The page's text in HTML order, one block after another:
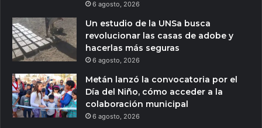
6 agosto, 2026
Un estudio de la UNSa busca
revolucionar las casas de adobe y
hacerlas más seguras
6 agosto, 2026
Metán lanzó la convocatoria por el
Día del Niño, cómo acceder a la
colaboración municipal
6 agosto, 2026